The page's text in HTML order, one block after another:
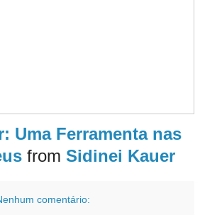
Uma Ferramenta nas
from Sidinei Kauer
comentário: